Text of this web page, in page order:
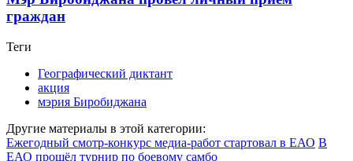
граждан
Теги
Географический диктант
акция
мэрия Биробиджана
Другие материалы в этой категории:
Ежегодный смотр-конкурс медиа-работ стартовал в ЕАО В
ЕАО прошёл турнир по боевому самбо